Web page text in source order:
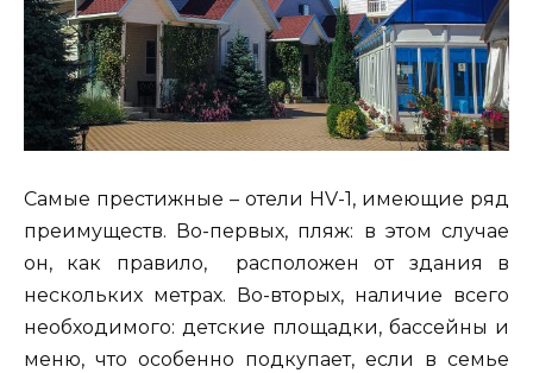
Самые престижные – отели HV-1, имеющие ряд
преимуществ. Во-первых, пляж: в этом случае
он, как правило, расположен от здания в
нескольких метрах. Во-вторых, наличие всего
необходимого: детские площадки, бассейны и
меню, что особенно подкупает, если в семье